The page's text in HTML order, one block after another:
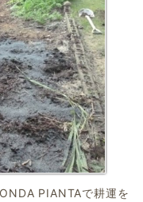
PIANTAで耕運を